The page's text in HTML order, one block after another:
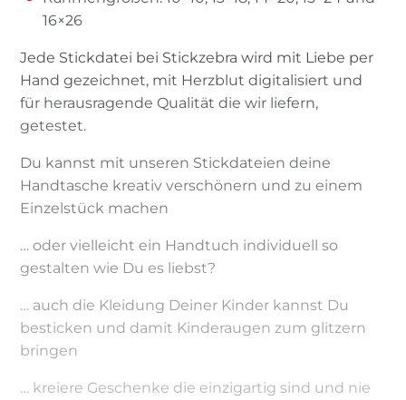
16×26
Jede Stickdatei bei Stickzebra wird mit Liebe per
Hand gezeichnet, mit Herzblut digitalisiert und
für herausragende Qualität die wir liefern,
getestet.
Du kannst mit unseren Stickdateien deine
Handtasche kreativ verschönern und zu einem
Einzelstück machen
… oder vielleicht ein Handtuch individuell so
gestalten wie Du es liebst?
… auch die Kleidung Deiner Kinder kannst Du
besticken und damit Kinderaugen zum glitzern
bringen
… kreiere Geschenke die einzigartig sind und nie